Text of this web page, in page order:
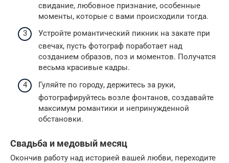
свидание, любовное признание, особенные
моменты, которые с вами происходили тогда.
Устройте романтический пикник на закате при
свечах, пусть фотограф поработает над
созданием образов, поз и моментов. Получатся
весьма красивые кадры.
Гуляйте по городу, держитесь за руки,
фотографируйтесь возле фонтанов, создавайте
максимум романтики и непринужденной
обстановки.
Свадьба и медовый месяц
Окончив работу над историей вашей любви, переходите